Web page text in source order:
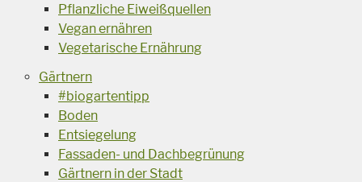
Pflanzliche Eiweißquellen
Vegan ernähren
Vegetarische Ernährung
Gärtnern
#biogartentipp
Boden
Entsiegelung
Fassaden- und Dachbegrünung
Gärtnern in der Stadt